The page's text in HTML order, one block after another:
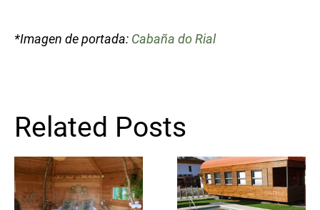
*Imagen de portada: Cabaña do Rial
Related Posts